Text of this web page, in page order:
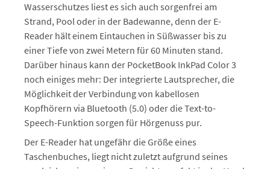
Wasserschutzes liest es sich auch sorgenfrei am
Strand, Pool oder in der Badewanne, denn der E-
Reader hält einem Eintauchen in Süßwasser bis zu
einer Tiefe von zwei Metern für 60 Minuten stand.
Darüber hinaus kann der PocketBook InkPad Color 3
noch einiges mehr: Der integrierte Lautsprecher, die
Möglichkeit der Verbindung von kabellosen
Kopfhörern via Bluetooth (5.0) oder die Text-to-
Speech-Funktion sorgen für Hörgenuss pur.
Der E-Reader hat ungefähr die Größe eines
Taschenbuches, liegt nicht zuletzt aufgrund seines